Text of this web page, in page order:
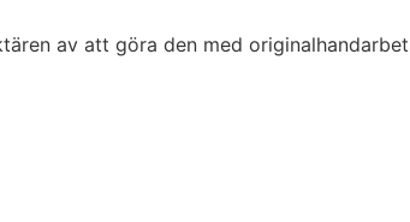
av att göra den med